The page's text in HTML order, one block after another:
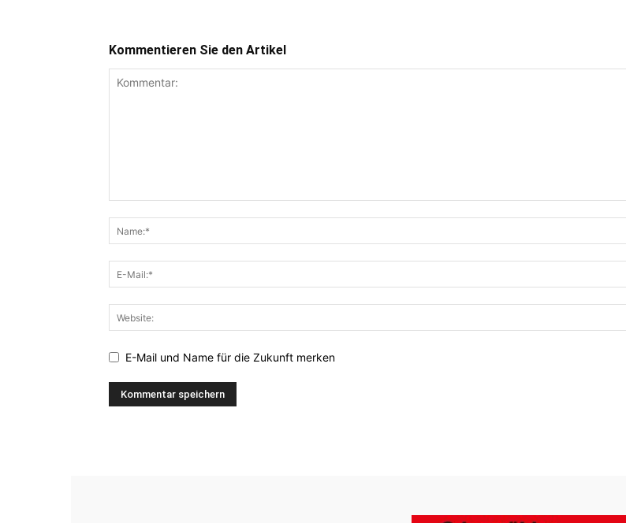
Kommentieren Sie den Artikel
E-Mail und Name für die Zukunft merken